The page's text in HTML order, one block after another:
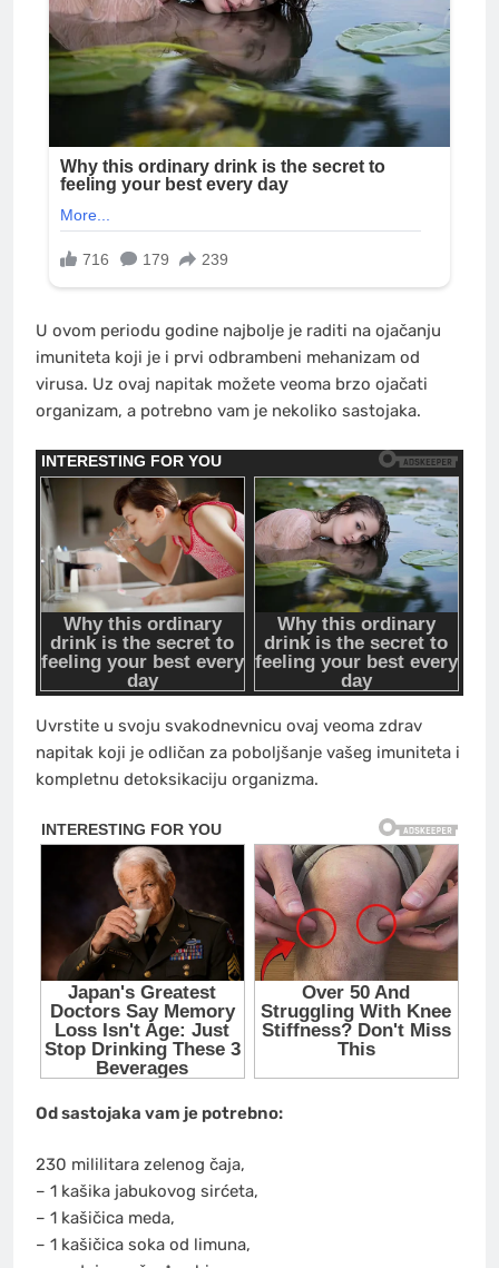
U ovom periodu godine najbolje je raditi na ojačanju
imuniteta koji je i prvi odbrambeni mehanizam od
virusa. Uz ovaj napitak možete veoma brzo ojačati
organizam, a potrebno vam je nekoliko sastojaka.
Uvrstite u svoju svakodnevnicu ovaj veoma zdrav
napitak koji je odličan za poboljšanje vašeg imuniteta i
kompletnu detoksikaciju organizma.
Od sastojaka vam je potrebno:
230 mililitara zelenog čaja,
– 1 kašika jabukovog sirćeta,
– 1 kašičica meda,
– 1 kašičica soka od limuna,